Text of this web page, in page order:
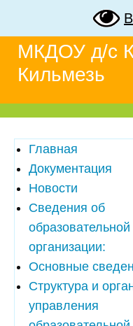
МКДОУ д/с
Кильмезь
Главная
Документация
Новости
Сведения об
образовательной
организации:
Основные
Структура и
управления